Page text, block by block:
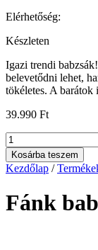
Elérhetőség:
Készleten
Igazi trendi
belevetődni lehet,
tökéletes. A barátok
39.990 Ft
Fánk
babzsák
kamaszoknak,
narancssárga
Kosárba teszem
Kezdőlap /
Fánk